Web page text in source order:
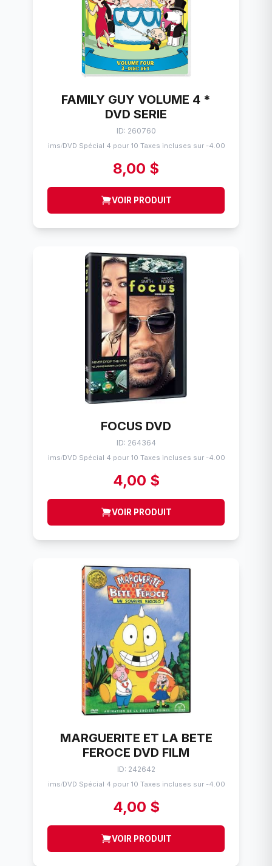
FAMILY GUY VOLUME 4 *
DVD SERIE
ID: 260760
Flims/DVD Spécial 4 pour 10 Taxes incluses sur -4.00$
8,00 $
VOIR PRODUIT
FOCUS DVD
ID: 264364
Flims/DVD Spécial 4 pour 10 Taxes incluses sur -4.00$
4,00 $
VOIR PRODUIT
MARGUERITE ET LA BETE
FEROCE DVD FILM
ID: 242642
Flims/DVD Spécial 4 pour 10 Taxes incluses sur -4.00$
4,00 $
VOIR PRODUIT